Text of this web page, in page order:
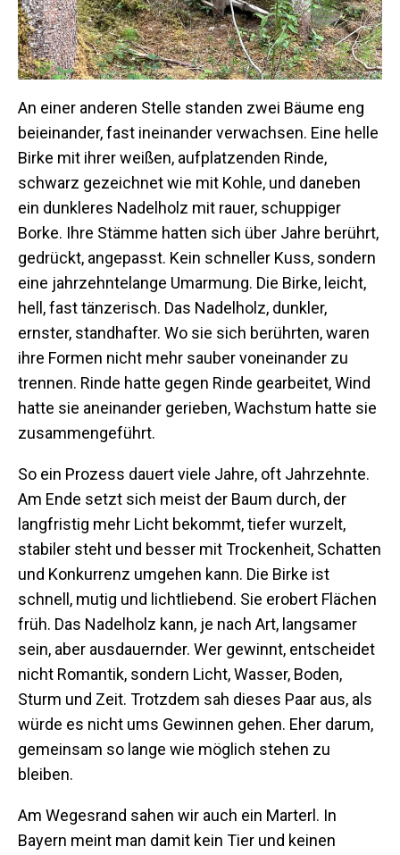
An einer anderen Stelle standen zwei Bäume eng
beieinander, fast ineinander verwachsen. Eine helle
Birke mit ihrer weißen, aufplatzenden Rinde,
schwarz gezeichnet wie mit Kohle, und daneben
ein dunkleres Nadelholz mit rauer, schuppiger
Borke. Ihre Stämme hatten sich über Jahre berührt,
gedrückt, angepasst. Kein schneller Kuss, sondern
eine jahrzehntelange Umarmung. Die Birke, leicht,
hell, fast tänzerisch. Das Nadelholz, dunkler,
ernster, standhafter. Wo sie sich berührten, waren
ihre Formen nicht mehr sauber voneinander zu
trennen. Rinde hatte gegen Rinde gearbeitet, Wind
hatte sie aneinander gerieben, Wachstum hatte sie
zusammengeführt.
So ein Prozess dauert viele Jahre, oft Jahrzehnte.
Am Ende setzt sich meist der Baum durch, der
langfristig mehr Licht bekommt, tiefer wurzelt,
stabiler steht und besser mit Trockenheit, Schatten
und Konkurrenz umgehen kann. Die Birke ist
schnell, mutig und lichtliebend. Sie erobert Flächen
früh. Das Nadelholz kann, je nach Art, langsamer
sein, aber ausdauernder. Wer gewinnt, entscheidet
nicht Romantik, sondern Licht, Wasser, Boden,
Sturm und Zeit. Trotzdem sah dieses Paar aus, als
würde es nicht ums Gewinnen gehen. Eher darum,
gemeinsam so lange wie möglich stehen zu
bleiben.
Am Wegesrand sahen wir auch ein Marterl. In
Bayern meint man damit kein Tier und keinen